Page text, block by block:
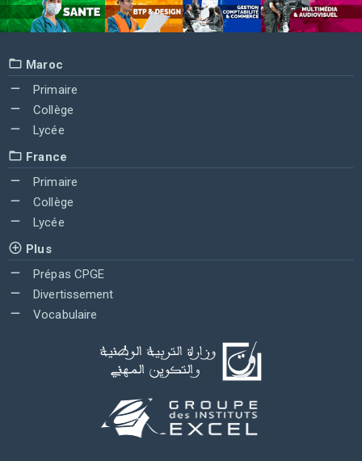
Maroc
Primaire
Collège
Lycée
France
Primaire
Collège
Lycée
Plus
Prépas CPGE
Divertissement
Vocabulaire